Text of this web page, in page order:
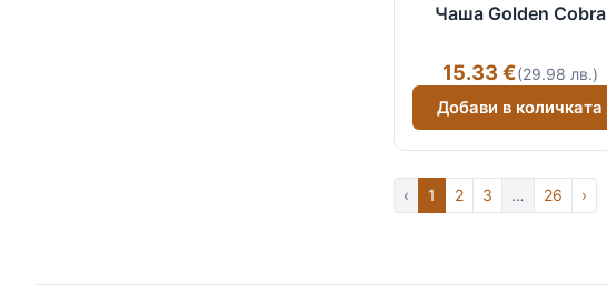
Чаша Golden Cobra
15.33 €(29.98 лв.)
Добави в количката
‹ 1 2 3 … 26 ›